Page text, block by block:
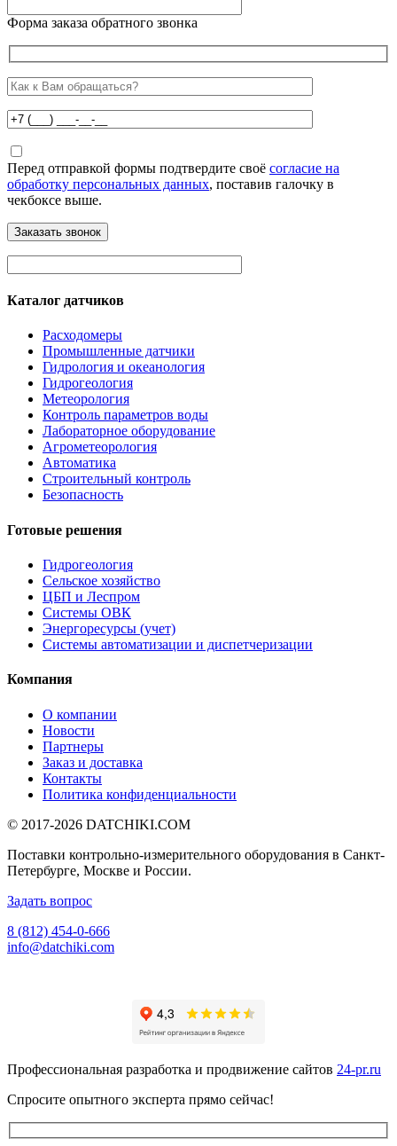
Форма заказа обратного звонка
Перед отправкой формы подтвердите своё согласие на
обработку персональных данных, поставив галочку в
чекбоксе выше.
Каталог датчиков
Расходомеры
Промышленные датчики
Гидрология и океанология
Гидрогеология
Метеорология
Контроль параметров воды
Лабораторное оборудование
Агрометеорология
Автоматика
Строительный контроль
Безопасность
Готовые решения
Гидрогеология
Сельское хозяйство
ЦБП и Леспром
Системы ОВК
Энергоресурсы (учет)
Системы автоматизации и диспетчеризации
Компания
О компании
Новости
Партнеры
Заказ и доставка
Контакты
Политика конфиденциальности
© 2017-2026 DATCHIKI.COM
Поставки контрольно-измерительного оборудования в Санкт-
Петербурге, Москве и России.
Задать вопрос
8 (812) 454-0-666
info@datchiki.com
Профессиональная разработка и продвижение сайтов 24-pr.ru
Спросите опытного эксперта прямо сейчас!